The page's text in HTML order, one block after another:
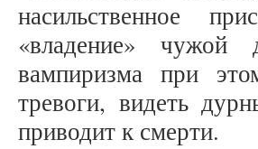
насильственное
«владение»
вампиризма при
тревоги, видеть
приводит к смерти.